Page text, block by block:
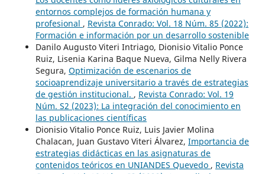
entornos complejos de formación humana y
profesional , Revista Conrado: Vol. 18 Núm. 85 (2022):
Formación e información por un desarrollo sostenible
Danilo Augusto Viteri Intriago, Dionisio Vitalio Ponce
Ruiz, Lisenia Karina Baque Nueva, Gilma Nelly Rivera
Segura, Optimización de escenarios de
socioaprendizaje universitario a través de estrategias
de gestión institucional. , Revista Conrado: Vol. 19
Núm. S2 (2023): La integración del conocimiento en
las publicaciones científicas
Dionisio Vitalio Ponce Ruiz, Luis Javier Molina
Chalacan, Juan Gustavo Viteri Álvarez, Importancia de
estrategias didácticas en las asignaturas de
contenidos teóricos en UNIANDES Quevedo , Revista